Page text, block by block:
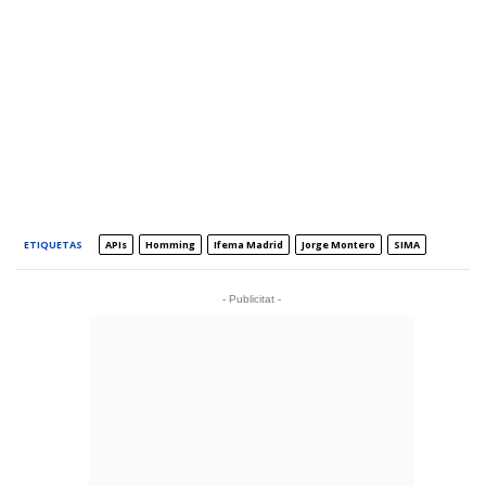
ETIQUETAS APIs Homming Ifema Madrid Jorge Montero SIMA
- Publicitat -